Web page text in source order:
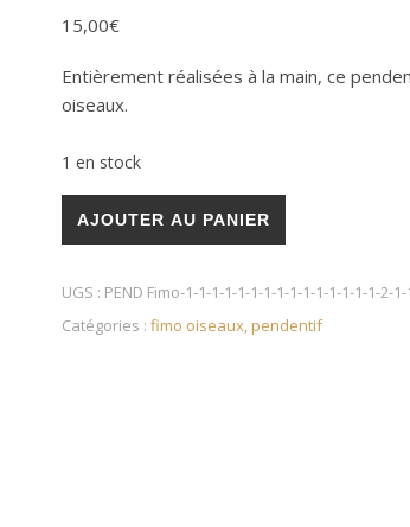
15,00€
Entièrement réalisées à la main, ce
oiseaux.
1 en stock
quantité de Oiseau rose et paillettes
AJOUTER AU PANIER
UGS : PEND Fimo-1-1-1-1-1-1-1-1-1-1-1-1-1-1-1-2-1-
Catégories : fimo oiseaux,pendentif